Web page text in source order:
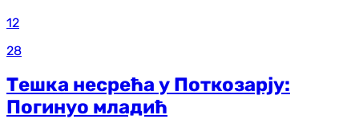
12
28
Тешка несрећа у Поткозарју:
Погинуо младић